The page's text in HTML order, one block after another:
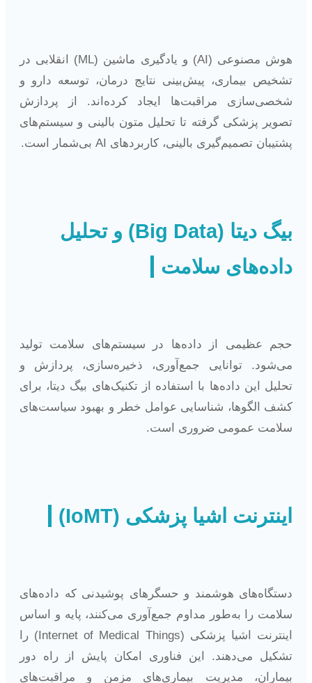
هوش مصنوعی (AI) و یادگیری ماشین (ML) انقلابی در
تشخیص بیماری، پیش‌بینی نتایج درمان، توسعه دارو و
شخصی‌سازی مراقبت‌ها ایجاد کرده‌اند. از پردازش
تصویر پزشکی گرفته تا تحلیل متون بالینی و سیستم‌های
پشتیبان تصمیم‌گیری بالینی، کاربردهای AI بی‌شمار است.
بیگ دیتا (Big Data) و تحلیل
داده‌های سلامت
حجم عظیمی از داده‌ها در سیستم‌های سلامت تولید
می‌شود. توانایی جمع‌آوری، ذخیره‌سازی، پردازش و
تحلیل این داده‌ها با استفاده از تکنیک‌های بیگ دیتا، برای
کشف الگوها، شناسایی عوامل خطر و بهبود سیاست‌های
سلامت عمومی ضروری است.
اینترنت اشیا پزشکی (IoMT)
دستگاه‌های هوشمند و حسگرهای پوشیدنی که داده‌های
سلامت را به‌طور مداوم جمع‌آوری می‌کنند، پایه و اساس
اینترنت اشیا پزشکی (Internet of Medical Things) را
تشکیل می‌دهند. این فناوری امکان پایش از راه دور
بیماران، مدیریت بیماری‌های مزمن و مراقبت‌های